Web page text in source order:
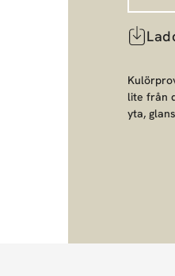
lite från
yta,